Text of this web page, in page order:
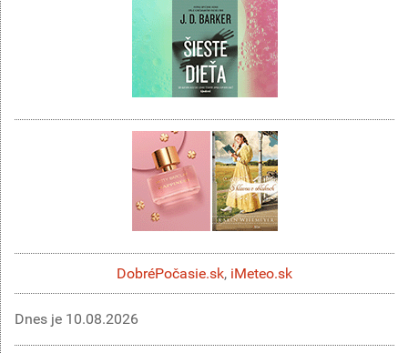
DobréPočasie.sk, iMeteo.sk
Dnes je 10.08.2026